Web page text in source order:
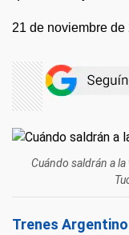
21 de noviembre de
Cuándo saldrán a
Trenes